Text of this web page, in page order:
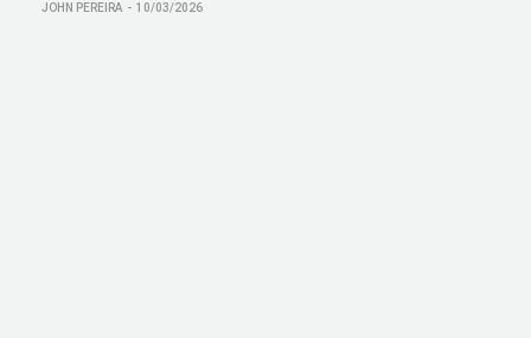
JOHN PEREIRA 10/03/2026